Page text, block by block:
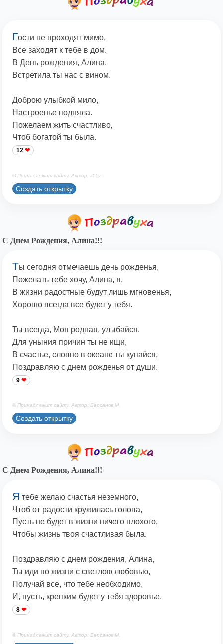
Гости не проходят мимо,
Все заходят к тебе в дом.
В День рождения, Алина,
Встретила ты нас с вином.
Доброю улыбкой мило,
Настроенье подняла.
Пожелаем жить счастливо,
Чтоб богатой ты была.
12
© Принадлежит сайту. Автор: z55z
Создать открытку
С Днем Рождения, Алина!!!
Ты сегодня отмечаешь день рожденья,
Пожелать тебе хочу, Алина, я,
В жизни радостные будут лишь мгновенья,
Хорошо всегда все будет у тебя.
Ты всегда, Моя родная, улыбайся,
Для уныния причин ты не ищи,
В счастье, словно в океане ты купайся,
Поздравляю с днем рожденья от души.
9
© Принадлежит сайту. Автор: Берсанов М.
Создать открытку
С Днем Рождения, Алина!!!
Я тебе желаю счастья неземного,
Чтоб от радости кружилась голова,
Пусть не будет в жизни ничего плохого,
Чтобы жизнь твоя счастливая была.
Поздравляю с днем рождения, Алина,
Ты иди по жизни с светлою любовью,
Получай все, что тебе необходимо,
И, пусть, крепким будет у тебя здоровье.
8
© Принадлежит сайту. Автор: Берсанов М.